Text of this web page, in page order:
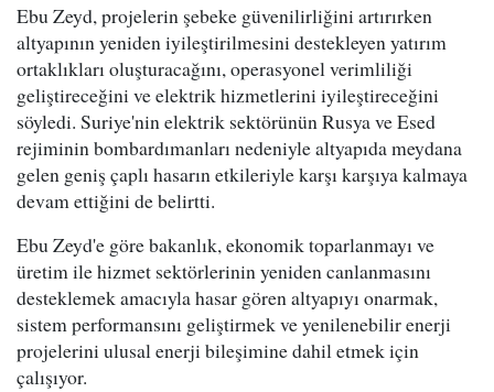
Ebu Zeyd, projelerin şebeke güvenilirliğini artırırken
altyapının yeniden iyileştirilmesini destekleyen yatırım
ortaklıkları oluşturacağını, operasyonel verimliliği
geliştireceğini ve elektrik hizmetlerini iyileştireceğini
söyledi. Suriye'nin elektrik sektörünün Rusya ve Esed
rejiminin bombardımanları nedeniyle altyapıda meydana
gelen geniş çaplı hasarın etkileriyle karşı karşıya kalmaya
devam ettiğini de belirtti.
Ebu Zeyd'e göre bakanlık, ekonomik toparlanmayı ve
üretim ile hizmet sektörlerinin yeniden canlanmasını
desteklemek amacıyla hasar gören altyapıyı onarmak,
sistem performansını geliştirmek ve yenilenebilir enerji
projelerini ulusal enerji bileşimine dahil etmek için
çalışıyor.